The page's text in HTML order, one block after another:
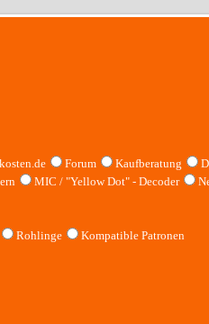
Forum Kaufberatung
MIC / "Yellow Dot" - Decoder
Rohlinge
Kompatible Patronen